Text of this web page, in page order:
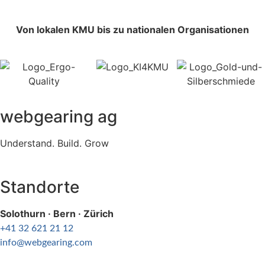
Von lokalen KMU bis zu nationalen Organisationen
webgearing ag
Understand. Build. Grow
Standorte
Solothurn · Bern · Zürich
+41 32 621 21 12
info@webgearing.com